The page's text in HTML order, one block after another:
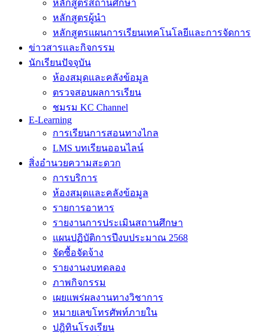
หลักสูตรสถานศึกษา
หลักสูตรผู้นำ
หลักสูตรแผนการเรียนเทคโนโลยีและการจัดการ
ข่าวสารและกิจกรรม
นักเรียนปัจจุบัน
ห้องสมุดและคลังข้อมูล
ตรวจสอบผลการเรียน
ชมรม KC Channel
E-Learning
การเรียนการสอนทางไกล
LMS บทเรียนออนไลน์
สิ่งอำนวยความสะดวก
การบริการ
ห้องสมุดและคลังข้อมูล
รายการอาหาร
รายงานการประเมินสถานศึกษา
แผนปฏิบัติการปีงบประมาณ 2568
จัดซื้อจัดจ้าง
รายงานงบทดลอง
ภาพกิจกรรม
เผยแพร่ผลงานทางวิชาการ
หมายเลขโทรศัพท์ภายใน
ปฎิทินโรงเรียน